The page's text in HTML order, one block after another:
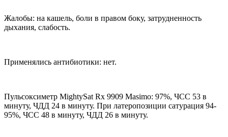
Жалобы: на кашель, боли в правом боку, затрудненность
дыхания, слабость.
Применялись антибиотики: нет.
Пульсоксиметр MightySat Rx 9909 Masimo: 97%, ЧСС 53 в
минуту, ЧДД 24 в минуту. При латеропозиции сатурация 94-
95%, ЧСС 48 в минуту, ЧДД 26 в минуту.